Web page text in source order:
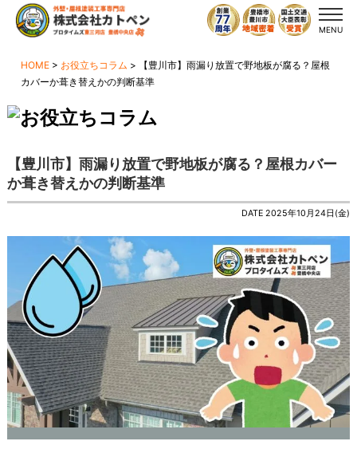
MENU
HOME > お役立ちコラム >
【豊川市】雨漏り放置で野地板が腐る？屋根
カバーか葺き替えかの判断基準
【豊川市】雨漏り放置で野地板が腐る？屋根カバー
か葺き替えかの判断基準
DATE 2025年10月24日(金)